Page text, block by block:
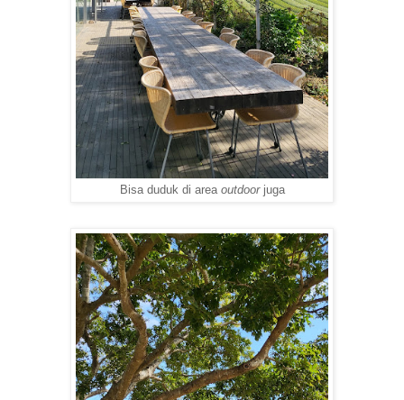
Bisa duduk di area outdoorjuga